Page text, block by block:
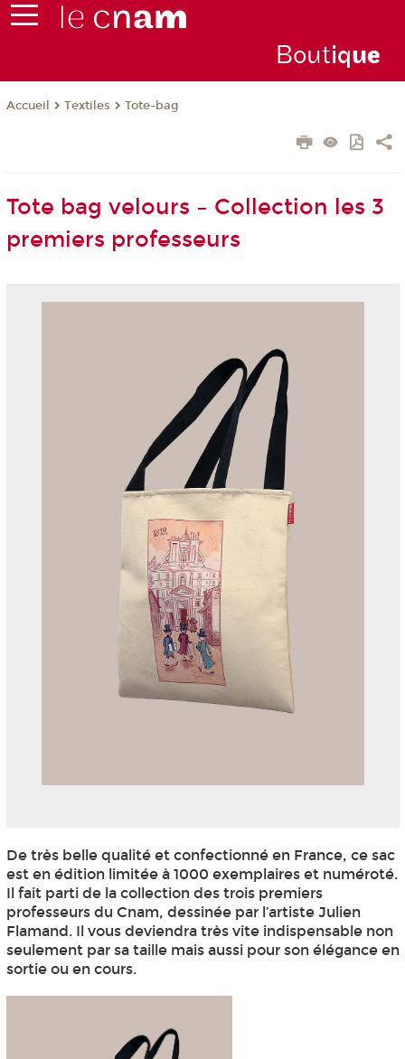
Boutique
Accueil Textiles Tote-bag
Tote bag velours – Collection les 3
premiers professeurs
De très belle qualité et confectionné en France, ce sac
est en édition limitée à 1000 exemplaires et numéroté.
Il fait parti de la collection des trois premiers
professeurs du Cnam, dessinée par l’artiste Julien
Flamand. Il vous deviendra très vite indispensable non
seulement par sa taille mais aussi pour son élégance en
sortie ou en cours.